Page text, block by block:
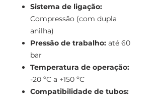
Sistema de ligação:
Compressão (com dupla
anilha)
Pressão de trabalho: até 60
bar
Temperatura de operação:
-20 ºC a +150 ºC
Compatibilidade de tubos: